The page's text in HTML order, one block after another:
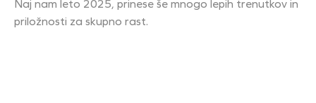
Naj nam leto 2025, prinese še mnogo lepih trenutkov in
priložnosti za skupno rast.